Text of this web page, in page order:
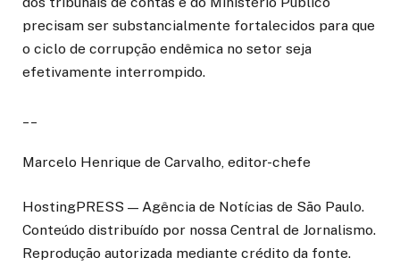
precisam ser substancialmente fortalecidos para que
o ciclo de corrupção endêmica no setor seja
efetivamente interrompido.
Marcelo Henrique de Carvalho, editor-chefe
HostingPRESS — Agência de Notícias de São Paulo.
Conteúdo distribuído por nossa Central de Jornalismo.
Reprodução autorizada mediante crédito da fonte.